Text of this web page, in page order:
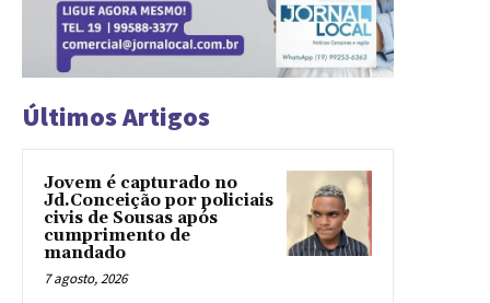
Últimos Artigos
Jovem é capturado no
Jd.Conceição por policiais
civis de Sousas após
cumprimento de
mandado
7 agosto, 2026